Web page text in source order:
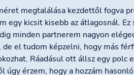
megtalálása kezdettől fogva
egy kicsit kisebb az átlagosnál.
minden partnerem nagyon
el tudom képzelni, hogy más
Ráadásul ott állsz egy polc
úgy érzem, hogy a hozzám